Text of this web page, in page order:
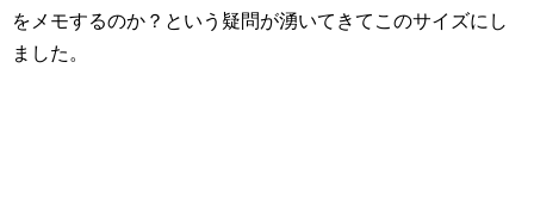
をメモするのか？という疑問が湧いてきてこのサイズにし
ました。